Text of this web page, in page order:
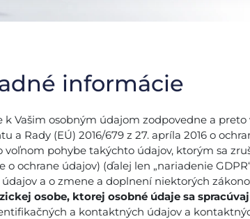
informácie
k Vašim osobným údajom zodpovedne a
a Rady (EÚ) 2016/679 z 27. apríla 2016 o
voľnom pohybe takýchto údajov, ktorým sa
o ochrane údajov) (ďalej len „nariadenie
a o zmene a doplnení niektorých
osobe, ktorej osobné údaje sa
a kontaktných údajov a